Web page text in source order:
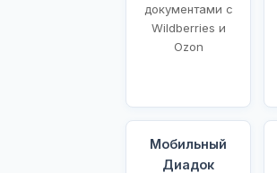
документами с
Wildberries и
Ozon
Мобильный
Диадок